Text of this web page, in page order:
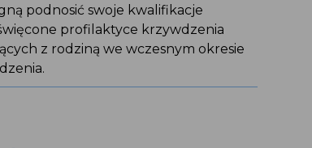
podnosić swoje kwalifikacje
profilaktyce krzywdzenia
z rodziną we wczesnym okresie